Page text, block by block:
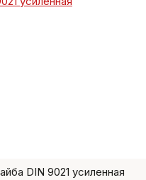
DIN 9021 усиленная